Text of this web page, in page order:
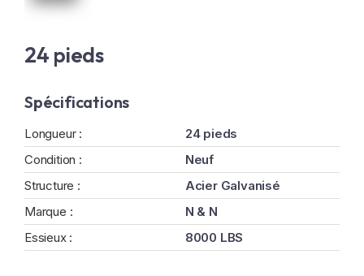
24 pieds
Spécifications
Longueur :
24 pieds
Condition :
Neuf
Structure :
Acier Galvanisé
Marque :
N & N
Essieux :
8000 LBS